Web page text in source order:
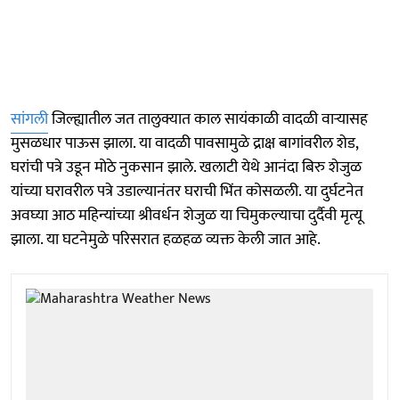
सांगलीजिल्ह्यातील जत तालुक्यात काल सायंकाळी वादळी वाऱ्यासह
मुसळधार पाऊस झाला. या वादळी पावसामुळे द्राक्ष बागांवरील शेड,
घरांची पत्रे उडून मोठे नुकसान झाले. खलाटी येथे आनंदा बिरु शेजुळ
यांच्या घरावरील पत्रे उडाल्यानंतर घराची भिंत कोसळली. या दुर्घटनेत
अवघ्या आठ महिन्यांच्या श्रीवर्धन शेजुळ या चिमुकल्याचा दुर्दैवी मृत्यू
झाला. या घटनेमुळे परिसरात हळहळ व्यक्त केली जात आहे.